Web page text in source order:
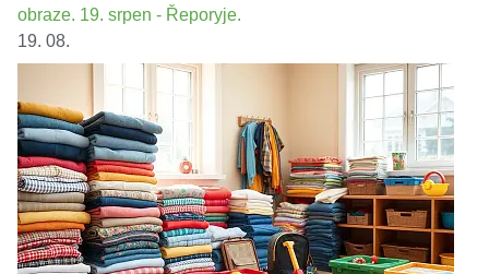
obraze. 19. srpen - Řeporyje.
19. 08.